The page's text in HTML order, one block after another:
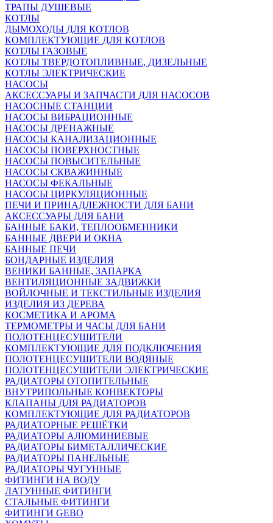
ТРАПЫ ДУШЕВЫЕ
КОТЛЫ
ДЫМОХОДЫ ДЛЯ КОТЛОВ
КОМПЛЕКТУЮЩИЕ ДЛЯ КОТЛОВ
КОТЛЫ ГАЗОВЫЕ
КОТЛЫ ТВЕРДОТОПЛИВНЫЕ, ДИЗЕЛЬНЫЕ
КОТЛЫ ЭЛЕКТРИЧЕСКИЕ
НАСОСЫ
АКСЕССУАРЫ И ЗАПЧАСТИ ДЛЯ НАСОСОВ
НАСОСНЫЕ СТАНЦИИ
НАСОСЫ ВИБРАЦИОННЫЕ
НАСОСЫ ДРЕНАЖНЫЕ
НАСОСЫ КАНАЛИЗАЦИОННЫЕ
НАСОСЫ ПОВЕРХНОСТНЫЕ
НАСОСЫ ПОВЫСИТЕЛЬНЫЕ
НАСОСЫ СКВАЖИННЫЕ
НАСОСЫ ФЕКАЛЬНЫЕ
НАСОСЫ ЦИРКУЛЯЦИОННЫЕ
ПЕЧИ И ПРИНАДЛЕЖНОСТИ ДЛЯ БАНИ
АКСЕССУАРЫ ДЛЯ БАНИ
БАННЫЕ БАКИ, ТЕПЛООБМЕННИКИ
БАННЫЕ ДВЕРИ И ОКНА
БАННЫЕ ПЕЧИ
БОНДАРНЫЕ ИЗДЕЛИЯ
ВЕНИКИ БАННЫЕ, ЗАПАРКА
ВЕНТИЛЯЦИОННЫЕ ЗАДВИЖКИ
ВОЙЛОЧНЫЕ И ТЕКСТИЛЬНЫЕ ИЗДЕЛИЯ
ИЗДЕЛИЯ ИЗ ДЕРЕВА
КОСМЕТИКА И АРОМА
ТЕРМОМЕТРЫ И ЧАСЫ ДЛЯ БАНИ
ПОЛОТЕНЦЕСУШИТЕЛИ
КОМПЛЕКТУЮЩИЕ ДЛЯ ПОДКЛЮЧЕНИЯ
ПОЛОТЕНЦЕСУШИТЕЛИ ВОДЯНЫЕ
ПОЛОТЕНЦЕСУШИТЕЛИ ЭЛЕКТРИЧЕСКИЕ
РАДИАТОРЫ ОТОПИТЕЛЬНЫЕ
ВНУТРИПОЛЬНЫЕ КОНВЕКТОРЫ
КЛАПАНЫ ДЛЯ РАДИАТОРОВ
КОМПЛЕКТУЮЩИЕ ДЛЯ РАДИАТОРОВ
РАДИАТОРНЫЕ РЕШЁТКИ
РАДИАТОРЫ АЛЮМИНИЕВЫЕ
РАДИАТОРЫ БИМЕТАЛЛИЧЕСКИЕ
РАДИАТОРЫ ПАНЕЛЬНЫЕ
РАДИАТОРЫ ЧУГУННЫЕ
ФИТИНГИ НА ВОДУ
ЛАТУННЫЕ ФИТИНГИ
СТАЛЬНЫЕ ФИТИНГИ
ФИТИНГИ GEBO